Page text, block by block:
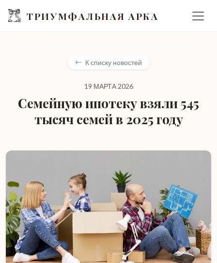
ТРИУМФАЛЬНАЯ АРКА
К списку новостей
19 МАРТА 2026
Семейную ипотеку взяли 545
тысяч семей в 2025 году